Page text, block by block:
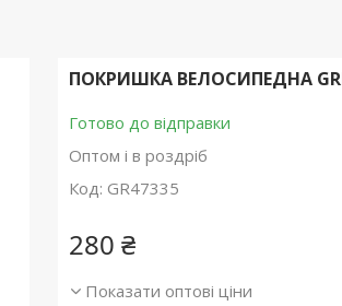
ПОКРИШКА ВЕЛОСИПЕДНА
Готово до відправки
Оптом і в роздріб
Код: GR47335
280 ₴
Показати оптові ціни